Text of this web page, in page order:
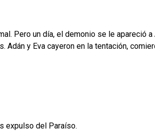
Pero un día, el demonio se le apareció
y Eva cayeron en la tentación,
expulso del Paraíso.